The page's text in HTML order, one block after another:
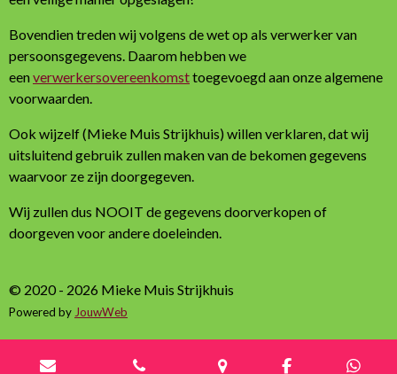
Bovendien treden wij volgens de wet op als verwerker van
persoonsgegevens. Daarom hebben we
eenverwerkersovereenkomsttoegevoegd aan onze algemene
voorwaarden.
Ook wijzelf (Mieke Muis Strijkhuis) willen verklaren, dat wij
uitsluitend gebruik zullen maken van de bekomen gegevens
waarvoor ze zijn doorgegeven.
Wij zullen dus NOOIT de gegevens doorverkopen of
doorgeven voor andere doeleinden.
© 2020 - 2026 Mieke Muis Strijkhuis
Powered by JouwWeb